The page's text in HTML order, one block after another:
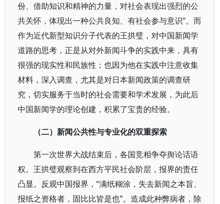
份、借助知识和精神的力量，对社会表现出强烈的公
共关怀，体现出一种公共良知、有社会参与意识”。而
作为近代新型知识分子代表的王拱璧，对中国新闻学
道路的思考，正是从对外新闻斗争的实践中来，具有
很强的现实性和民族性；也因为他在实践中注意收集
材料，深入调查，尤其是对日本新闻政策的调查研
究，切实服务于当时的社会需要和学术发展，为此后
中国新闻学的理论创建，积累了宝贵的经验。
（二）新闻公共性与专业化的双重探索
第一次世界大战结束后，各国竞相争夺舆论话语
权。王拱璧观察到在西方平民社会阶层，报界的责任
凸显。反观中国报界，“满纸糊涂，失去新闻之本旨、
报纸之资格者，固比比皆是也”。造成此种弊病者，除